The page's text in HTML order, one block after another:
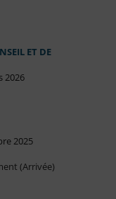
ET DE
2026
2025
(Arrivée)